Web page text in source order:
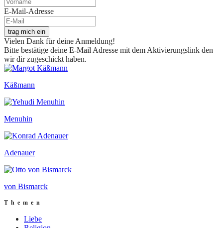
E-Mail-Adresse
trag mich ein
Vielen Dank für deine Anmeldung!
Bitte bestätige deine E-Mail Adresse mit dem Aktivierungslink den
wir dir zugeschickt haben.
Käßmann
Menuhin
Adenauer
von Bismarck
Themen
Liebe